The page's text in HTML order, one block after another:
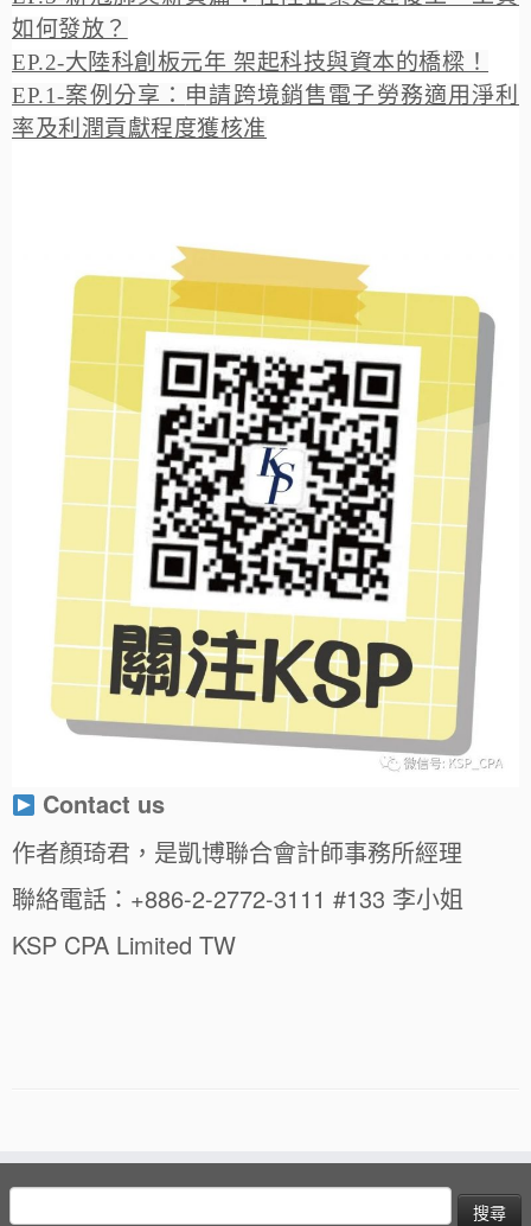
如何發放？
EP.2-大陸科創板元年 架起科技與資本的橋樑！
EP.1-案例分享： 申請跨境銷售電子勞務適用淨利
率及利潤貢獻程度獲核准
Contact us
作者顏琦君，是凱博聯合會計師事務所經理
聯絡電話：+886-2-2772-3111 #133 李小姐
KSP CPA Limited TW
搜